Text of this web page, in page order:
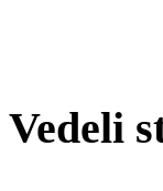
Vedeli